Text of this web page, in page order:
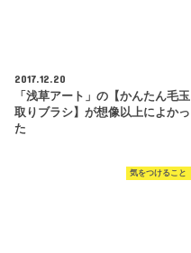
2017.12.20
「浅草アート」の【かんたん毛玉
取りブラシ】が想像以上によかっ
た
気をつけること